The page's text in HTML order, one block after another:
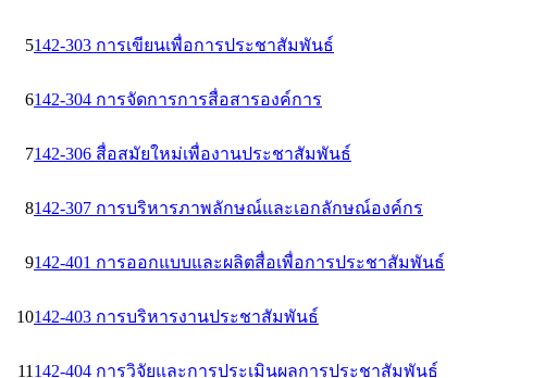
5142-303 การเขียนเพื่อการประชาสัมพันธ์
6142-304 การจัดการการสื่อสารองค์การ
7142-306 สื่อสมัยใหม่เพื่องานประชาสัมพันธ์
8142-307 การบริหารภาพลักษณ์และเอกลักษณ์องค์กร
9142-401 การออกแบบและผลิตสื่อเพื่อการประชาสัมพันธ์
10142-403 การบริหารงานประชาสัมพันธ์
11 142-404 การวิจัยและการประเมินผลการประชาสัมพันธ์